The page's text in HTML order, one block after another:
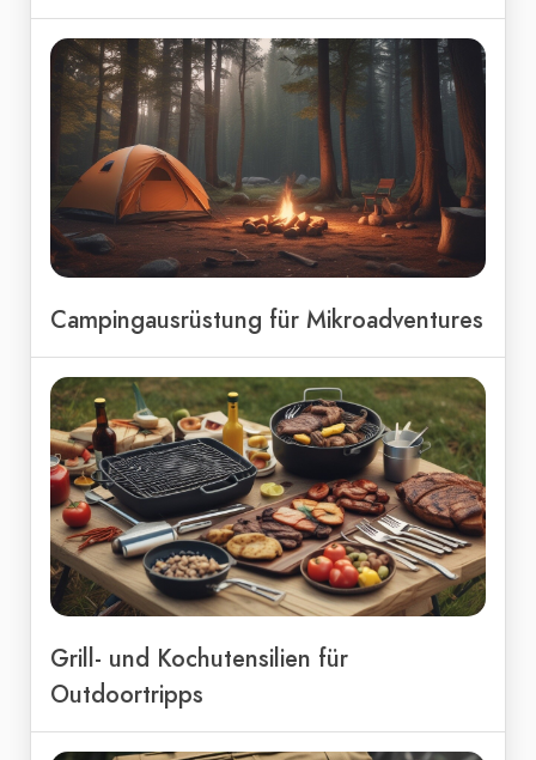
Campingausrüstung für Mikroadventures
Grill- und Kochutensilien für
Outdoortripps